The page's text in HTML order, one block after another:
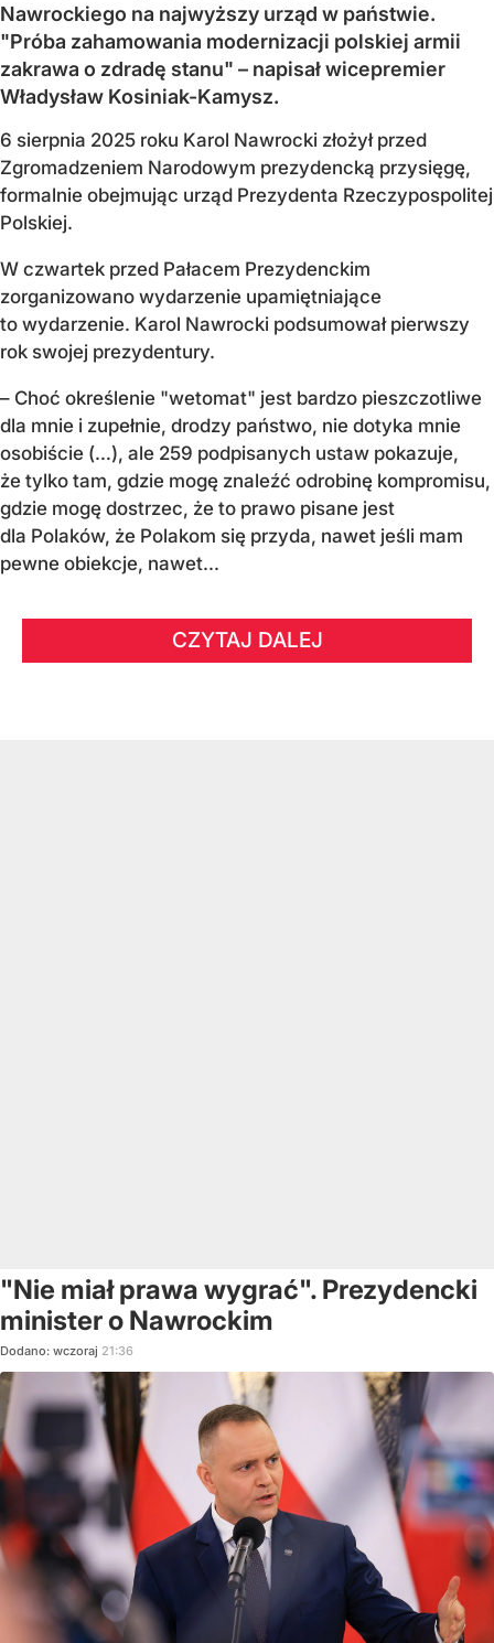
Nawrockiego na najwyższy urząd w państwie.
"Próba zahamowania modernizacji polskiej armii
zakrawa o zdradę stanu" – napisał wicepremier
Władysław Kosiniak-Kamysz.
6 sierpnia 2025 roku Karol Nawrocki złożył przed
Zgromadzeniem Narodowym prezydencką przysięgę,
formalnie obejmując urząd Prezydenta Rzeczypospolitej
Polskiej.
W czwartek przed Pałacem Prezydenckim
zorganizowano wydarzenie upamiętniające
to wydarzenie. Karol Nawrocki podsumował pierwszy
rok swojej prezydentury.
– Choć określenie "wetomat" jest bardzo pieszczotliwe
dla mnie i zupełnie, drodzy państwo, nie dotyka mnie
osobiście (…), ale 259 podpisanych ustaw pokazuje,
że tylko tam, gdzie mogę znaleźć odrobinę kompromisu,
gdzie mogę dostrzec, że to prawo pisane jest
dla Polaków, że Polakom się przyda, nawet jeśli mam
pewne obiekcje, nawet...
CZYTAJ DALEJ
"Nie miał prawa wygrać". Prezydencki
minister o Nawrockim
Dodano: wczoraj 21:36